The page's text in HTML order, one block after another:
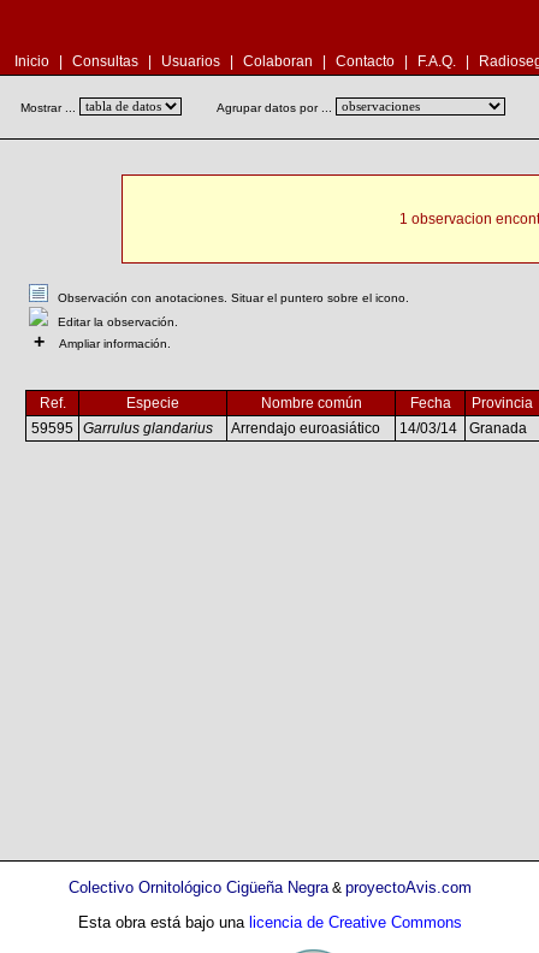
Inicio Consultas Usuarios Colaboran Contacto F.A.Q.
Mostrar ... Agrupar datos por ...
1 observacion
Observación con anotaciones. Situar el puntero sobre el icono.
Editar la observación.
+ Ampliar información.
Ref. Especie Nombre común Fecha
Provincia
59595 Garrulus glandarius Arrendajo euroasiático 14/03/14 Granada
Colectivo Ornitológico Cigüeña Negra& proyectoAvis.com
Esta obra está bajo una licencia de Creative Commons